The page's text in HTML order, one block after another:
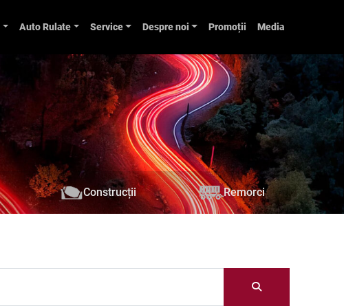
Auto Rulate Service Despre noi Promoții Media
Construcții Remorci